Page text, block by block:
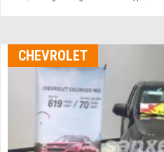
CHEVROLET